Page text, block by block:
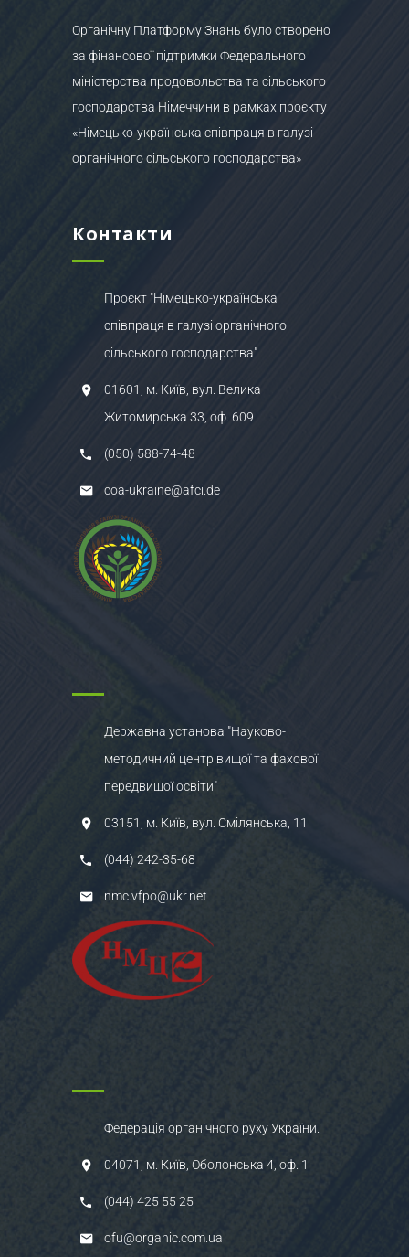
Органічну Платформу Знань було створено
за фінансової підтримки Федерального
міністерства продовольства та сільського
господарства Німеччини в рамках проєкту
«Німецько-українська співпраця в галузі
органічного сільського господарства»
Контакти
Проєкт "Німецько-українська
співпраця в галузі органічного
сільського господарства"
01601, м. Київ, вул. Велика
Житомирська 33, оф. 609
(050) 588-74-48
coa-ukraine@afci.de
Державна установа "Науково-
методичний центр вищої та фахової
передвищої освіти"
03151, м. Київ, вул. Смілянська, 11
(044) 242-35-68
nmc.vfpo@ukr.net
Федерація органічного руху України.
04071, м. Київ, Оболонська 4, оф. 1
(044) 425 55 25
ofu@organic.com.ua